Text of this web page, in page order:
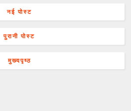
नई पोस्ट
पुरानी पोस्ट
मुख्यपृष्ठ